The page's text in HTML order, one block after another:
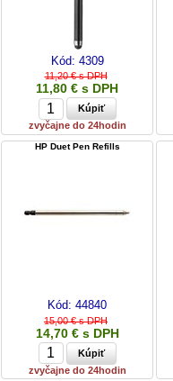
Kód: 4309
11,20 € s DPH
11,80 € s DPH
zvyčajne do 24hodin
HP Duet Pen Refills
Kód: 44840
15,00 € s DPH
14,70 € s DPH
zvyčajne do 24hodin